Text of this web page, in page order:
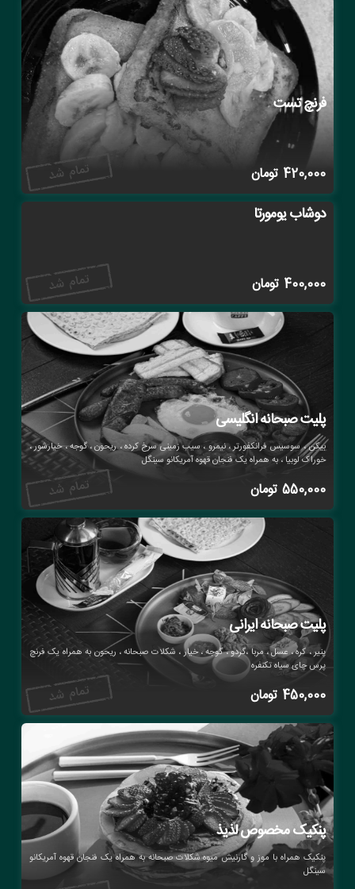
فرنچ تست
420,000 تومان
دوشاب یومورتا
400,000 تومان
پلیت صبحانه انگلیسی
بیکن ، سوسیس فرانکفورتر ، نیمرو ، سیب زمینی سرخ کرده ، ریحون ، گوجه ، خیارشور ،
خوراک لوبیا ، به همراه یک فنجان قهوه آمریکانو سینگل
550,000 تومان
پلیت صبحانه ایرانی
پنیر ، کره ، عسل ، مربا ،گردو ، گوجه ، خیار ، شکلات صبحانه ، ریحون به همراه یک فرنچ
پرس چای سیاه تکنفره
450,000 تومان
پنکیک مخصوص لذیذ
پنکیک همراه با موز و گارنیش میوه شکلات صبحانه به همراه یک فنجان قهوه آمریکانو
سینگل